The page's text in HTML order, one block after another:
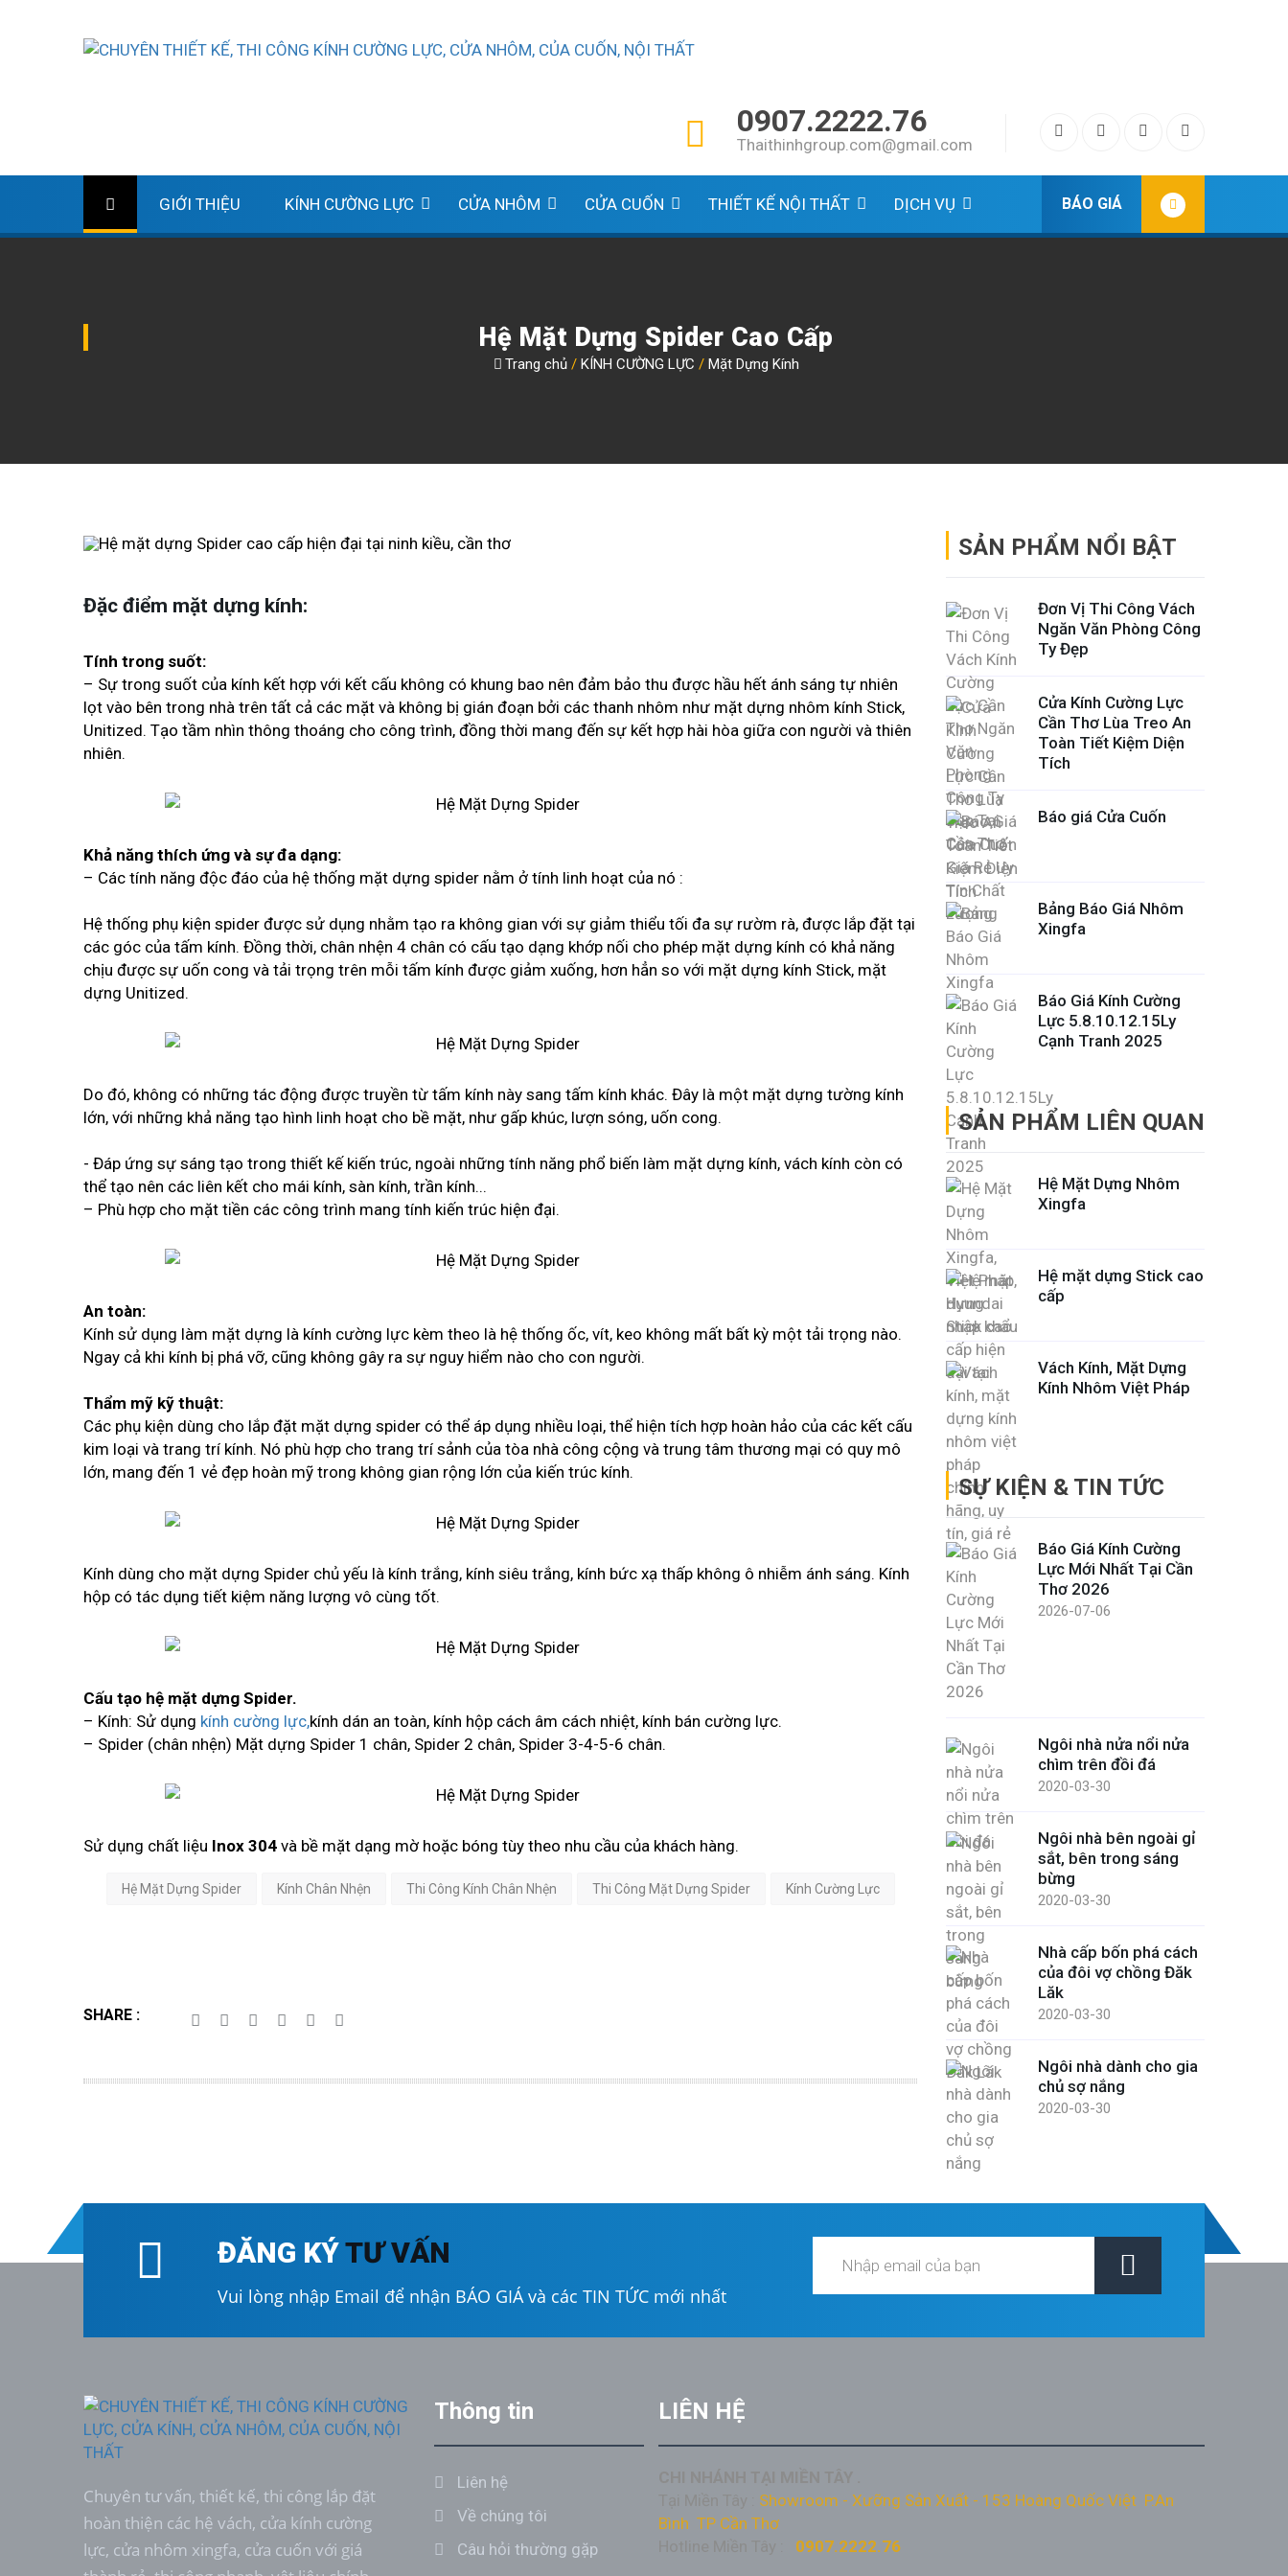
0907.2222.76
Thaithinhgroup.com@gmail.com
GIỚI THIỆU KÍNH CƯỜNG LỰC CỬA NHÔM CỬA CUỐN THIẾT KẾ NỘI THẤT DỊCH VỤ BÁO GIÁ
Hệ Mặt Dựng Spider Cao Cấp
Trang chủ / KÍNH CƯỜNG LỰC / Mặt Dựng Kính
Đặc điểm mặt dựng kính:
Tính trong suốt:
– Sự trong suốt của kính kết hợp với kết cấu không có khung bao nên đảm bảo thu được hầu hết ánh sáng tự nhiên
lọt vào bên trong nhà trên tất cả các mặt và không bị gián đoạn bởi các thanh nhôm như mặt dựng nhôm kính Stick,
Unitized. Tạo tầm nhìn thông thoáng cho công trình, đồng thời mang đến sự kết hợp hài hòa giữa con người và thiên
nhiên.
Khả năng thích ứng và sự đa dạng:
– Các tính năng độc đáo của hệ thống mặt dựng spider nằm ở tính linh hoạt của nó :
Hệ thống phụ kiện spider được sử dụng nhằm tạo ra không gian với sự giảm thiểu tối đa sự rườm rà, được lắp đặt tại
các góc của tấm kính. Đồng thời, chân nhện 4 chân có cấu tạo dạng khớp nối cho phép mặt dựng kính có khả năng
chịu được sự uốn cong và tải trọng trên mỗi tấm kính được giảm xuống, hơn hẳn so với mặt dựng kính Stick, mặt
dựng Unitized.
Do đó, không có những tác động được truyền từ tấm kính này sang tấm kính khác. Đây là một mặt dựng tường kính
lớn, với những khả năng tạo hình linh hoạt cho bề mặt, như gấp khúc, lượn sóng, uốn cong.
- Đáp ứng sự sáng tạo trong thiết kế kiến trúc, ngoài những tính năng phổ biến làm mặt dựng kính, vách kính còn có
thể tạo nên các liên kết cho mái kính, sàn kính, trần kính...
– Phù hợp cho mặt tiền các công trình mang tính kiến trúc hiện đại.
An toàn:
Kính sử dụng làm mặt dựng là kính cường lực kèm theo là hệ thống ốc, vít, keo không mất bất kỳ một tải trọng nào.
Ngay cả khi kính bị phá vỡ, cũng không gây ra sự nguy hiểm nào cho con người.
Thẩm mỹ kỹ thuật:
Các phụ kiện dùng cho lắp đặt mặt dựng spider có thể áp dụng nhiều loại, thể hiện tích hợp hoàn hảo của các kết cấu
kim loại và trang trí kính. Nó phù hợp cho trang trí sảnh của tòa nhà công cộng và trung tâm thương mại có quy mô
lớn, mang đến 1 vẻ đẹp hoàn mỹ trong không gian rộng lớn của kiến trúc kính.
Kính dùng cho mặt dựng Spider chủ yếu là kính trắng, kính siêu trắng, kính bức xạ thấp không ô nhiễm ánh sáng. Kính
hộp có tác dụng tiết kiệm năng lượng vô cùng tốt.
Cấu tạo hệ mặt dựng Spider.
– Kính: Sử dụng kính cường lực,kính dán an toàn, kính hộp cách âm cách nhiệt, kính bán cường lực.
– Spider (chân nhện) Mặt dựng Spider 1 chân, Spider 2 chân, Spider 3-4-5-6 chân.
Sử dụng chất liệu Inox 304 và bề mặt dạng mờ hoặc bóng tùy theo nhu cầu của khách hàng.
Hệ Mặt Dựng Spider Kính Chân Nhện Thi Công Kính Chân Nhện Thi Công Mặt Dựng Spider Kính Cường Lực
SHARE :
SẢN PHẨM NỔI BẬT
Đơn Vị Thi Công Vách
Ngăn Văn Phòng Công
Ty Đẹp
Cửa Kính Cường Lực
Cần Thơ Lùa Treo An
Toàn Tiết Kiệm Diện
Tích
Báo giá Cửa Cuốn
Bảng Báo Giá Nhôm
Xingfa
Báo Giá Kính Cường
Lực 5.8.10.12.15Ly
Cạnh Tranh 2025
SẢN PHẨM LIÊN QUAN
Hệ Mặt Dựng Nhôm
Xingfa
Hệ mặt dựng Stick cao
cấp
Vách Kính, Mặt Dựng
Kính Nhôm Việt Pháp
SỰ KIỆN & TIN TỨC
Báo Giá Kính Cường
Lực Mới Nhất Tại Cần
Thơ 2026
2026-07-06
Ngôi nhà nửa nổi nửa
chìm trên đồi đá
2020-03-30
Ngôi nhà bên ngoài gỉ
sắt, bên trong sáng
bừng
2020-03-30
Nhà cấp bốn phá cách
của đôi vợ chồng Đăk
Lăk
2020-03-30
Ngôi nhà dành cho gia
chủ sợ nắng
2020-03-30
ĐĂNG KÝTƯ VẤN
Vui lòng nhập Email để nhận BÁO GIÁ và các TIN TỨC mới nhất
Chuyên tư vấn, thiết kế, thi công lắp đặt
hoàn thiện các hệ vách, cửa kính cường
lực, cửa nhôm xingfa, cửa cuốn với giá
Thông tin
Liên hệ
Về chúng tôi
Câu hỏi thường gặp
LIÊN HỆ
Showroom - Xưỡng Sản Xuất - 153 Hoàng Quốc Việt P.An
Bình TP Cần Thơ
0907.2222.76